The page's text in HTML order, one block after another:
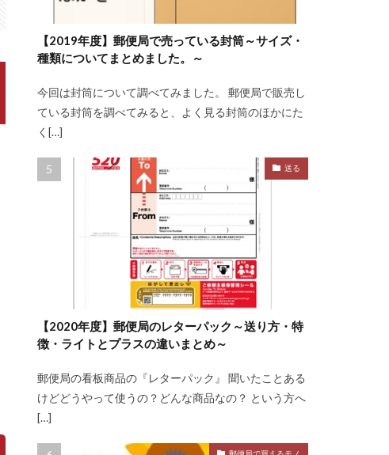
【2019年度】郵便局で売っている封筒～サイズ・
種類についてまとめました。～
今回は封筒について調べてみました。 郵便局で販売し
ている封筒を調べてみると、よく見る封筒のほかにた
く[…]
送る
【2020年度】郵便局のレターパック～送り方・特
徴・ライトとプラスの違いまとめ～
郵便局の看板商品の『レターパック』 聞いたことある
けどどうやって使うの？どんな商品なの？ という方へ
[…]